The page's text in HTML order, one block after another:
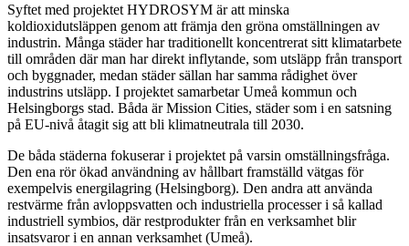
Syftet med projektet HYDROSYM är att minska
koldioxidutsläppen genom att främja den gröna omställningen av
industrin. Många städer har traditionellt koncentrerat sitt klimatarbete
till områden där man har direkt inflytande, som utsläpp från transport
och byggnader, medan städer sällan har samma rådighet över
industrins utsläpp. I projektet samarbetar Umeå kommun och
Helsingborgs stad. Båda är Mission Cities, städer som i en satsning
på EU-nivå åtagit sig att bli klimatneutrala till 2030.
De båda städerna fokuserar i projektet på varsin omställningsfråga.
Den ena rör ökad användning av hållbart framställd vätgas för
exempelvis energilagring (Helsingborg). Den andra att använda
restvärme från avloppsvatten och industriella processer i så kallad
industriell symbios, där restprodukter från en verksamhet blir
insatsvaror i en annan verksamhet (Umeå).